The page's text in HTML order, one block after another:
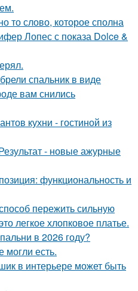
то слово, которое сполна
Лопес с показа Dolce &
спальник в виде
вам снились
кухни - гостиной из
- новые ажурные
функциональность и
пережить сильную
легкое хлопковое платье.
в 2026 году?
есть.
в интерьере может быть